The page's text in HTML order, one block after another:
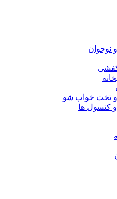
و تخت خواب شو
کنسول ها